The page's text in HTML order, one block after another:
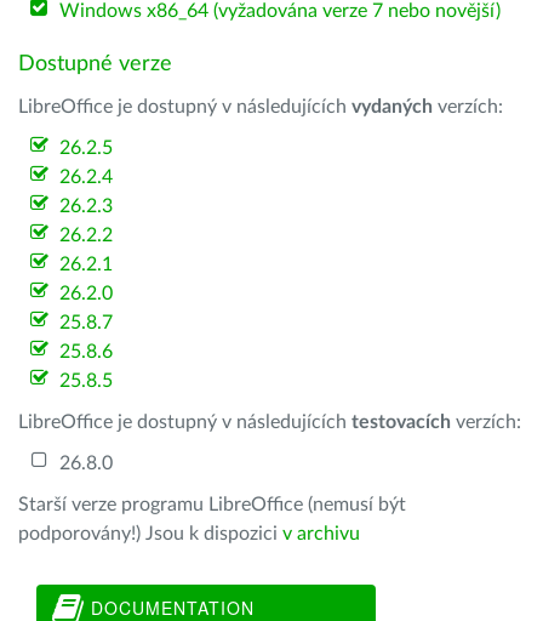
Windows x86_64 (vyžadována verze 7 nebo novější)
Dostupné verze
LibreOffice je dostupný v následujících vydaných verzích:
26.2.5
26.2.4
26.2.3
26.2.2
26.2.1
26.2.0
25.8.7
25.8.6
25.8.5
LibreOffice je dostupný v následujících testovacích verzích:
26.8.0
Starší verze programu LibreOffice (nemusí být
podporovány!) Jsou k dispozici v archivu
DOCUMENTATION